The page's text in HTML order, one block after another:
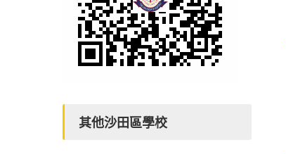
其他沙田區學校